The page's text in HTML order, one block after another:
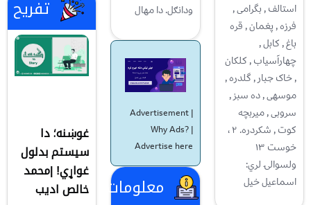
استالف , بگرامی ,
فرزه , پغمان , قره
باغ , کابل ,
چهارآسیاب , کلکان
, خاک جبار , گلدره ,
موسهی , ده سبز ,
سروبی , میربچه
کوت , شکردره. ۲ ،
خوست ۱۳
ولسوالۍ لري:
اسماعیل خیل
ودانګل. دا مهال
Advertisement |
Why Ads?|
Advertise here
معلومات
تفریح
غوښنه؛ دا
سیستم بدلول
غواړي! |محمد
خالص ادیب